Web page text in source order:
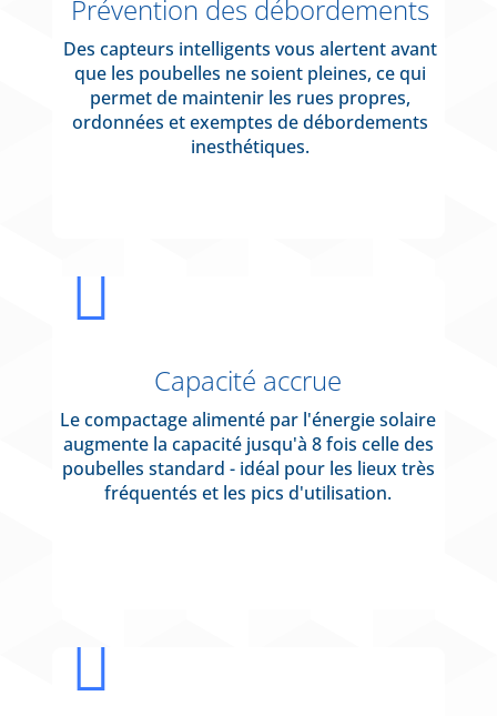
Prévention des débordements
Des capteurs intelligents vous alertent avant
que les poubelles ne soient pleines, ce qui
permet de maintenir les rues propres,
ordonnées et exemptes de débordements
inesthétiques.

Capacité accrue
Le compactage alimenté par l'énergie solaire
augmente la capacité jusqu'à 8 fois celle des
poubelles standard - idéal pour les lieux très
fréquentés et les pics d'utilisation.
